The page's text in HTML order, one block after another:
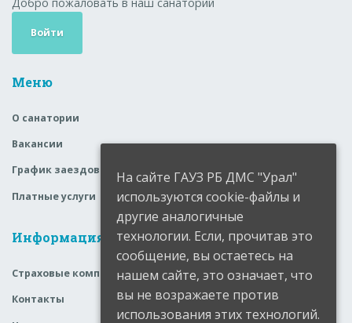
Войти
Меню
О санатории
Вакансии
График заездов
Платные услуги
Информация
Страховые компании
Контакты
На сайте ГАУЗ РБ ДМС "Урал"
используются cookie-файлы и
другие аналогичные
технологии. Если, прочитав это
сообщение, вы остаетесь на
нашем сайте, это означает, что
вы не возражаете против
использования этих технологий.